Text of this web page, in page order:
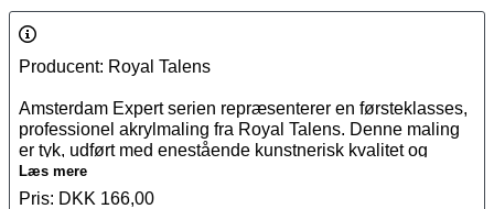
Producent: Royal Talens
Amsterdam Expert serien repræsenterer en førsteklasses,
professionel akrylmaling fra Royal Talens. Denne maling
er tyk, udført med enestående kunstnerisk kvalitet og
fremstillet med ekspertise samt de fineste råmaterialer.
Amsterdam Expert serien kan benyttes på stort set enhver
Læs mere
Pris: DKK 166,00